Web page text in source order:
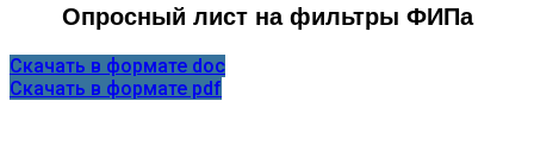
Опросный лист на фильтры ФИПа
Скачать в формате doc
Скачать в формате pdf